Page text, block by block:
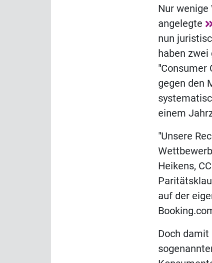
Nur wenige
angelegte
nun
haben zwei
"Consumer
gegen den
einem
"Unsere
Heikens,
auf der
Doch damit